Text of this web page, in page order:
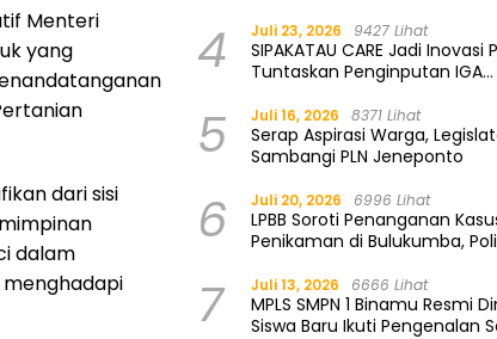
Menteri
yang
dari sisi
dalam
4 Juli 23, 2026 9427 Lihat
SIPAKATAU CARE Jadi
Tuntaskan Penginputan IGA
5 Juli 16, 2026 8371 Lihat
Serap Aspirasi Warga,
Sambangi PLN Jeneponto
6 Juli 20, 2026 6996 Lihat
LPBB Soroti Penanganan
Penikaman di Bulukumba,
7 Juli 13, 2026 6666 Lihat
MPLS SMPN 1 Binamu Resmi
Siswa Baru Ikuti Pengenalan